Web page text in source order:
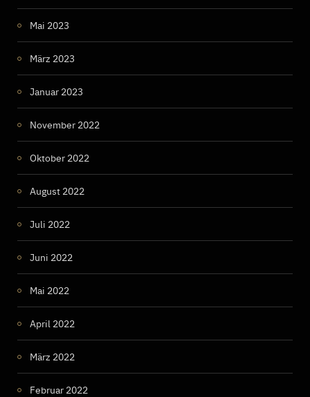
Mai 2023
März 2023
Januar 2023
November 2022
Oktober 2022
August 2022
Juli 2022
Juni 2022
Mai 2022
April 2022
März 2022
Februar 2022